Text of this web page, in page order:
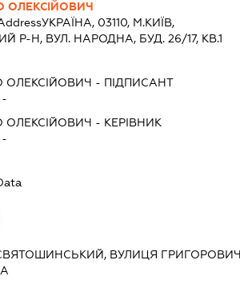
ОЛЕКСІЙОВИЧ
УКРАЇНА, 03110, М.КИЇВ,
Р-Н, ВУЛ. НАРОДНА, БУД. 26/17, КВ.1
ОЛЕКСІЙОВИЧ - ПІДПИСАНТ
-
ОЛЕКСІЙОВИЧ - КЕРІВНИК
-
СВЯТОШИНСЬКИЙ, ВУЛИЦЯ